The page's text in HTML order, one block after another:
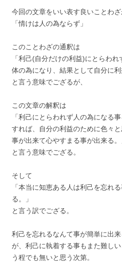
今回の文章をいい表す良いことわざ
「情けは人の為ならず」
このことわざの通釈は
「利己(自分だけの利益)にとらわ
体の為になり、結果として自分に利
と言う意味でござるが、
この文章の解釈は
「利己にとらわれず人の為になる
すれば、自分の利益のために色々
事が出来て心やすまる事が出来る。
と言う意味でござる。
そして
「本当に知恵ある人は利己を忘れ
る。」
と言う訳でござる。
利己を忘れるなんて事が簡単に出
が、利己に執着する事もまた難し
う程でも無いと思う次第。